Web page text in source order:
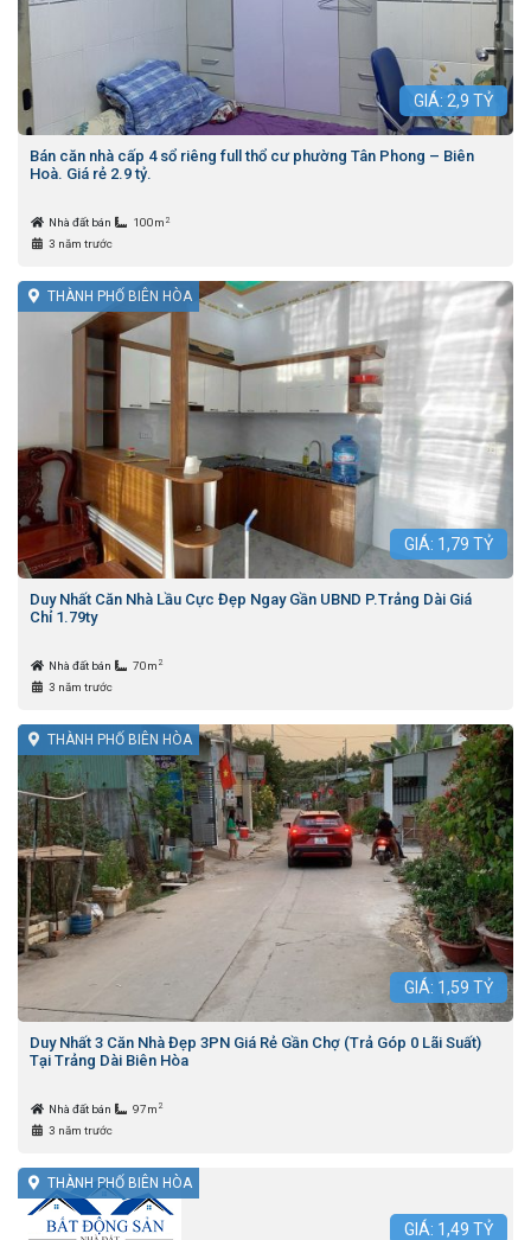
GIÁ: 2,9 TỶ
Bán căn nhà cấp 4 sổ riêng full thổ cư phường Tân Phong – Biên
Hoà. Giá rẻ 2.9 tỷ.
Nhà đất bán 100m 2
3 năm trước
THÀNH PHỐ BIÊN HÒA
GIÁ: 1,79 TỶ
Duy Nhất Căn Nhà Lầu Cực Đẹp Ngay Gần UBND P.Trảng Dài Giá
Chỉ 1.79ty
Nhà đất bán 70m 2
3 năm trước
THÀNH PHỐ BIÊN HÒA
GIÁ: 1,59 TỶ
Duy Nhất 3 Căn Nhà Đẹp 3PN Giá Rẻ Gần Chợ (Trả Góp 0 Lãi Suất)
Tại Trảng Dài Biên Hòa
Nhà đất bán 97m 2
3 năm trước
THÀNH PHỐ BIÊN HÒA
GIÁ: 1,49 TỶ